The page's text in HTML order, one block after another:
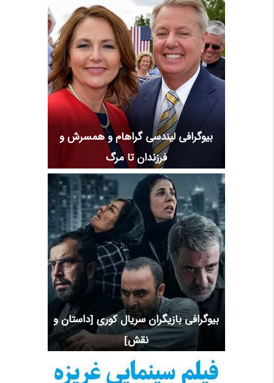
بیوگرافی لیندسی گراهام و همسرش و
فرزندان تا مرگ
بیوگرافی بازیگران سریال کوری [داستان و
نقش]